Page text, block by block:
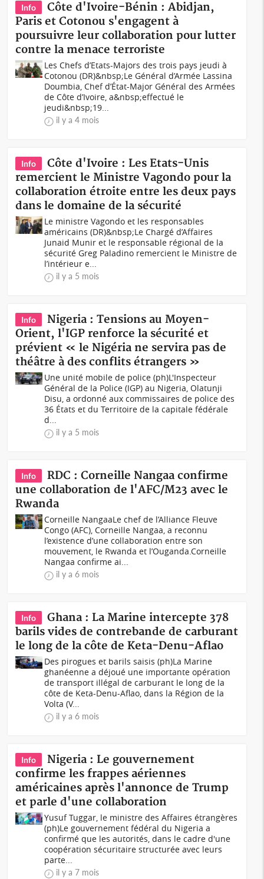
Info
Côte d'Ivoire-Bénin : Abidjan,
Paris et Cotonou s'engagent à
poursuivre leur collaboration pour lutter
contre la menace terroriste
Les Chefs d’Etats-Majors des trois pays jeudi à
Cotonou (DR)&nbsp;Le Général d’Armée Lassina
Doumbia, Chef d’État-Major Général des Armées
de Côte d’Ivoire, a&nbsp;effectué le
jeudi&nbsp;19...
il y a 4 mois
Info
Côte d'Ivoire : Les Etats-Unis
remercient le Ministre Vagondo pour la
collaboration étroite entre les deux pays
dans le domaine de la sécurité
Le ministre Vagondo et les responsables
américains (DR)&nbsp;Le Chargé d’Affaires
Junaid Munir et le responsable régional de la
sécurité Greg Paladino remercient le Ministre de
l’intérieur e...
il y a 5 mois
Info
Nigeria : Tensions au Moyen-
Orient, l'IGP renforce la sécurité et
prévient « le Nigéria ne servira pas de
théâtre à des conflits étrangers »
Une unité mobile de police (ph)L'Inspecteur
Général de la Police (IGP) au Nigeria, Olatunji
Disu, a ordonné aux commissaires de police des
36 États et du Territoire de la capitale fédérale
d...
il y a 5 mois
Info
RDC : Corneille Nangaa confirme
une collaboration de l'AFC/M23 avec le
Rwanda
Corneille NangaaLe chef de l’Alliance Fleuve
Congo (AFC), Corneille Nangaa, a reconnu
l’existence d’une collaboration entre son
mouvement, le Rwanda et l’Ouganda.Corneille
Nangaa confirme ai...
il y a 6 mois
Info
Ghana : La Marine intercepte 378
barils vides de contrebande de carburant
le long de la côte de Keta-Denu-Aflao
Des pirogues et barils saisis (ph)La Marine
ghanéenne a déjoué une importante opération
de transport illégal de carburant le long de la
côte de Keta-Denu-Aflao, dans la Région de la
Volta (V...
il y a 6 mois
Info
Nigeria : Le gouvernement
confirme les frappes aériennes
américaines après l'annonce de Trump
et parle d'une collaboration
Yusuf Tuggar, le ministre des Affaires étrangères
(ph)Le gouvernement fédéral du Nigeria a
confirmé que les autorités, dans le cadre d'une
coopération sécuritaire structurée avec leurs
parte...
il y a 7 mois